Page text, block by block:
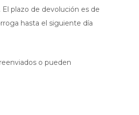
plazo de devolución es de
hasta el siguiente día
o pueden